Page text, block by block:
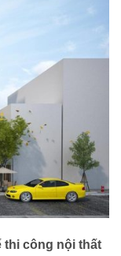
thi công nội thất